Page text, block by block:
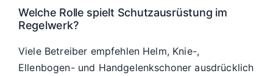
Welche Rolle spielt Schutzausrüstung im
Regelwerk?
Viele Betreiber empfehlen Helm, Knie-,
Ellenbogen- und Handgelenkschoner ausdrücklich